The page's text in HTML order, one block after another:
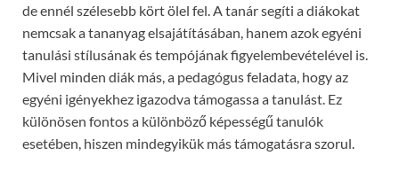
de ennél szélesebb kört ölel fel. A tanár segíti a diákokat
nemcsak a tananyag elsajátításában, hanem azok egyéni
tanulási stílusának és tempójának figyelembevételével is.
Mivel minden diák más, a pedagógus feladata, hogy az
egyéni igényekhez igazodva támogassa a tanulást. Ez
különösen fontos a különböző képességű tanulók
esetében, hiszen mindegyikük más támogatásra szorul.